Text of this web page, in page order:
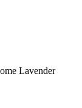
Lavender